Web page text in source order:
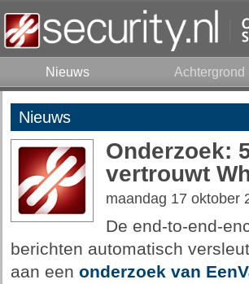
Nieuws Achtergrond
Nieuws
Onderzoek:
vertrouwt
maandag 17 oktober
De end-to-end-
berichten automatisch
aan een onderzoek van